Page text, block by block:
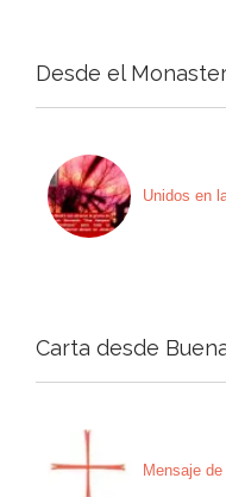
Desde el
Unidos en
Carta desde
Mensaje